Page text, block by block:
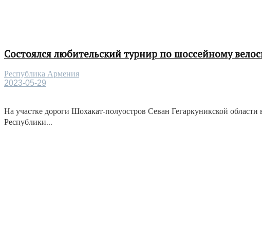
Состоялся любительский турнир по шоссейному
Республика Армения
2023-05-29
На участке дороги Шохакат-полуостров Севан Гегаркуникской
Республики...